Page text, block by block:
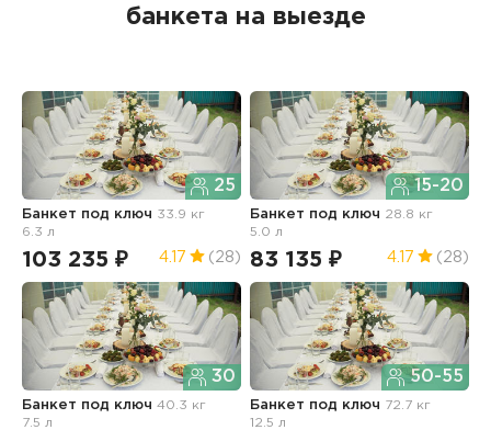
банкета на выезде
25
Банкет под ключ 33.9 кг
6.3 л
103 235 ₽ 4.17 (28)
15-20
Банкет под ключ 28.8 кг
5.0 л
83 135 ₽ 4.17 (28)
30
Банкет под ключ40.3 кг
7.5 л
50-55
Банкет под ключ 72.7 кг
12.5 л